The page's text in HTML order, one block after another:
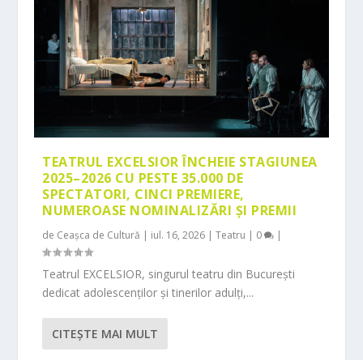
TEATRUL EXCELSIOR ÎNCHEIE STAGIUNEA
2025–2026 CU PESTE 35.000 DE
SPECTATORI, CINCI PREMIERE,
NUMEROASE NOMINALIZĂRI ȘI PREMII
de Ceașca de Cultură | iul. 16, 2026 |Teatru | 0 |
Teatrul EXCELSIOR, singurul teatru din București
dedicat adolescenților și tinerilor adulți,...
CITEŞTE MAI MULT